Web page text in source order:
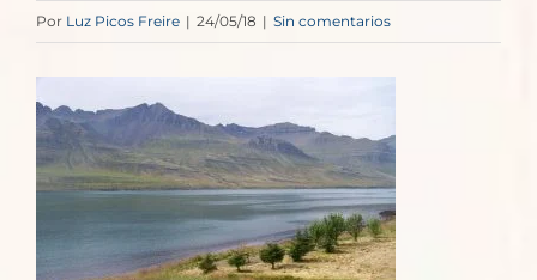
Por Luz Picos Freire | 24/05/18 | Sin comentarios